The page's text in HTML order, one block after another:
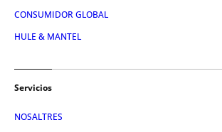
CONSUMIDOR GLOBAL
HULE & MANTEL
Servicios
NOSALTRES